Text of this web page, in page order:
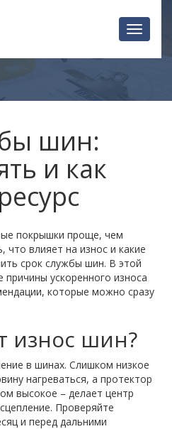
шин:
и как
покрышки проще, чем
что влияет на износ и какие
срок службы шин. В этой
ускоренного износа
которые можно сразу
износ шин?
в шинах. Слишком низкое
нагреваться, а протектор
высокое – делает центр
Проверяйте
и перед дальними